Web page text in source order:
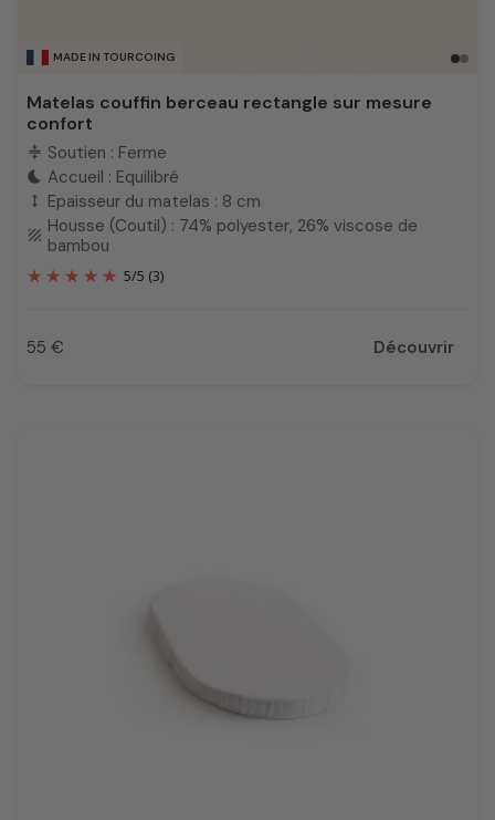
MADE IN TOURCOING
Matelas couffin berceau rectangle sur mesure
confort
compress Soutien : Ferme
bedtime Accueil : Equilibré
height Epaisseur du matelas : 8 cm
texture Housse (Coutil) : 74% polyester, 26% viscose de
bambou
5/5 (3)
Prix
55 € Découvrir